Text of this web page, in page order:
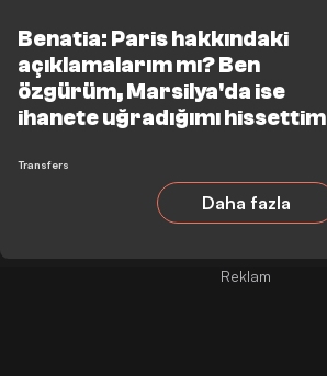
Benatia: Paris hakkındaki
açıklamalarım mı? Ben
özgürüm, Marsilya'da ise
ihanete uğradığımı hissettim
Transfers
Daha fazla
Reklam